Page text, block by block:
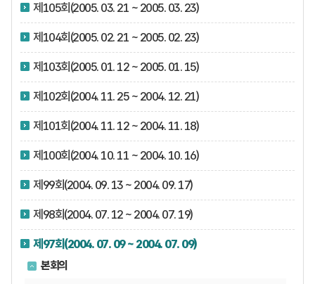
제105회(2005. 03. 21 ~ 2005. 03. 23)
제104회(2005. 02. 21 ~ 2005. 02. 23)
제103회(2005. 01. 12 ~ 2005. 01. 15)
제102회(2004. 11. 25 ~ 2004. 12. 21)
제101회(2004. 11. 12 ~ 2004. 11. 18)
제100회(2004. 10. 11 ~ 2004. 10. 16)
제99회(2004. 09. 13 ~ 2004. 09. 17)
제98회(2004. 07. 12 ~ 2004. 07. 19)
제97회(2004. 07. 09 ~ 2004. 07. 09)
본회의